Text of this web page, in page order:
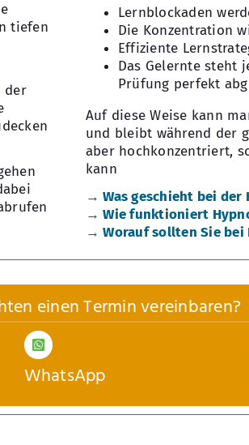
tiefen
der
Lernblockaden
Die Konzentration
Effiziente
Das Gelernte steht
Prüfung perfekt
Auf diese Weise kann
und bleibt während der
aber hochkonzentriert,
kann
→ Was geschieht bei der
→ Wie funktioniert
→ Worauf sollten Sie bei
einen Termin vereinbaren?
WhatsApp